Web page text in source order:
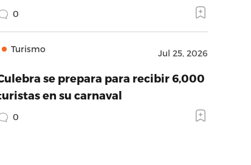
0
Turismo Jul 25, 2026
se prepara para recibir 6,000
en su carnaval
0